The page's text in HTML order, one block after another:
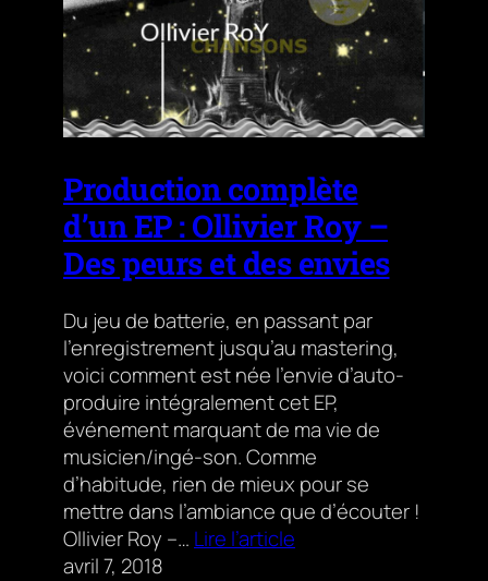
Production complète
d’un EP : Ollivier Roy –
Des peurs et des envies
Du jeu de batterie, en passant par
l’enregistrement jusqu’au mastering,
voici comment est née l’envie d’auto-
produire intégralement cet EP,
événement marquant de ma vie de
musicien/ingé-son. Comme
d’habitude, rien de mieux pour se
mettre dans l’ambiance que d’écouter !
Ollivier Roy –… Lire l’article
avril 7, 2018